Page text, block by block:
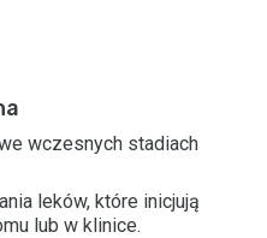
wczesnych stadiach
leków, które inicjują
lub w klinice.